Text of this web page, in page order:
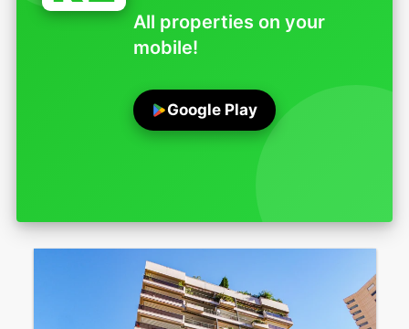
All properties on your
mobile!
Google Play